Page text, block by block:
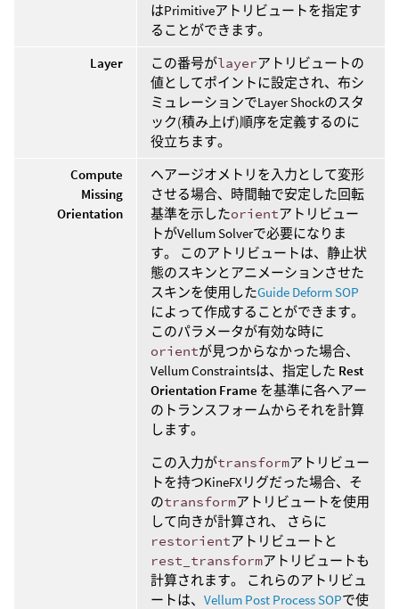
はPrimitiveアトリビュートを指定す
ることができます。
Layer
この番号がlayerアトリビュートの
値としてポイントに設定され、布シ
ミュレーションでLayer Shockのスタ
ック(積み上げ)順序を定義するのに
役立ちます。
Compute
Missing
Orientation
ヘアージオメトリを入力として変形
させる場合、時間軸で安定した回転
基準を示したorientアトリビュー
トがVellum Solverで必要になりま
す。 このアトリビュートは、静止状
態のスキンとアニメーションさせた
スキンを使用したGuide Deform SOP
によって作成することができます。
このパラメータが有効な時に
orientが見つからなかった場合、
Vellum Constraintsは、指定した Rest
Orientation Frame を基準に各ヘアー
のトランスフォームからそれを計算
します。
この入力がtransformアトリビュー
トを持つKineFXリグだった場合、そ
のtransformアトリビュートを使用
して向きが計算され、 さらに
restorientアトリビュートと
rest_transformアトリビュートも
計算されます。 これらのアトリビュ
ートは、 Vellum Post Process SOPで使